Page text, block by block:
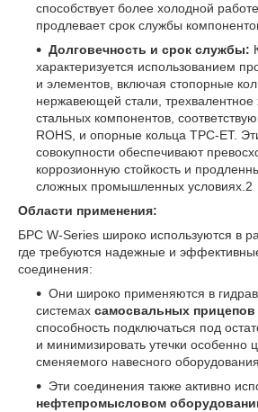
способствует более холодной
продлевает срок службы
Долговечность и срок службы:
характеризуется использованием
и элементов, включая стопорные
нержавеющей стали,
стальных компонентов,
ROHS, и опорные кольца TPC-ET.
совокупности обеспечивают
коррозионную стойкость и
сложных промышленных условиях.2
Области применения:
БРС W-Series широко используются в
где требуются надежные и
соединения:
Они широко применяются в
системах самосвальных прицепов
способность подключаться под
и минимизировать утечки особенно
сменяемого навесного
Эти соединения также активно
нефтепромысловом